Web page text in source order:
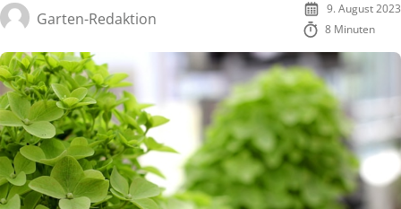
Garten-Redaktion
9. August 2023
8 Minuten